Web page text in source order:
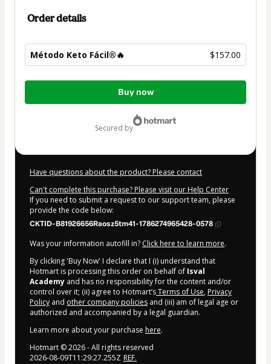
Order details
Método Keto Fácil®🔥 $157.00
Total
Buy now
secured by
Have questions about the product? Please contact
Can't complete this purchase? Please visit our Help Center
If you need to submit a request to our support team, please
provide the code below:
CKTID-B81926656Raosz5tm41-1786274965428-0578
Was your information autofill in? Click here to learn more.
By clicking 'Buy Now' I declare that I (i) understand that
Hotmart is processing this order on behalf of Isval
Academy and has no responsibility for the content and/or
control over it; (ii) agree to Hotmart’sTerms of Use, Privacy
Policy and other company policies and (iii) am of legal age or
authorized and accompanied by a legal guardian.
Learn more about your purchase here.
Hotmart ©2026- All rights reserved
2026-08-09T11:29:27.255Z REF.